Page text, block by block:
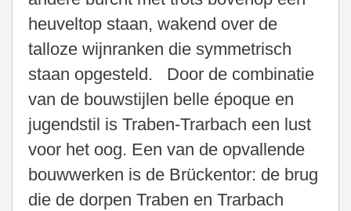
heuveltop staan, wakend over de
talloze wijnranken die symmetrisch
staan opgesteld. Door de combinatie
van de bouwstijlen belle époque en
jugendstil is Traben-Trarbach een lust
voor het oog. Een van de opvallende
bouwwerken is de Brückentor: de brug
die de dorpen Traben en Trarbach